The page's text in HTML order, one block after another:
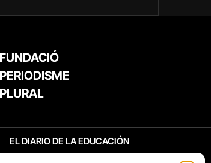
FUNDACIÓ
PERIODISME
PLURAL
EL DIARIO DE LA EDUCACIÓN